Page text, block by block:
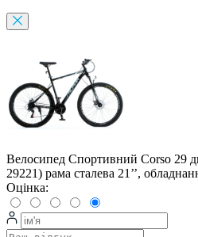
Велосипед Спортивний Corso 29
29221) рама сталева 21’’,
Оцінка: